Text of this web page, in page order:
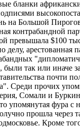
бланки
на Большой
контрабандной
превышала $100
делу, арестованная
были так или иначе
почти
Среди прочих
Сомали и
упомянутая фура с
прошла через
Кроме